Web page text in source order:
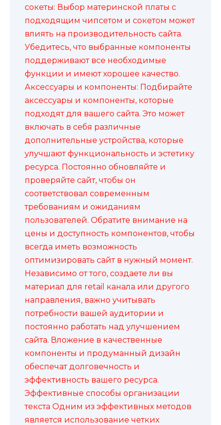
сокеты: Выбор материнской платы с
подходящим чипсетом и сокетом может
влиять на производительность сайта.
Убедитесь, что выбранные компоненты
поддерживают все необходимые
функции и имеют хорошее качество.
Аксессуары и компоненты: Подбирайте
аксессуары и компоненты, которые
подходят для вашего сайта. Это может
включать в себя различные
дополнительные устройства, которые
улучшают функциональность и эстетику
ресурса. Постоянно обновляйте и
проверяйте сайт, чтобы он
соответствовал современным
требованиям и ожиданиям
пользователей. Обратите внимание на
цены и доступность компонентов, чтобы
всегда иметь возможность
оптимизировать сайт в нужный момент.
Независимо от того, создаете ли вы
материал для retail канала или другого
направления, важно учитывать
потребности вашей аудитории и
постоянно работать над улучшением
сайта. Вложение в качественные
компоненты и продуманный дизайн
обеспечат долговечность и
эффективность вашего ресурса.
Эффективные способы организации
текста Одним из эффективных методов
является использование четких